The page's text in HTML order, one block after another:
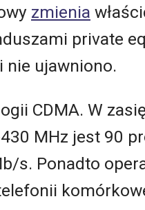
zmienia
private
nie ujawniono.
CDMA. W
MHz jest 90
s. Ponadto